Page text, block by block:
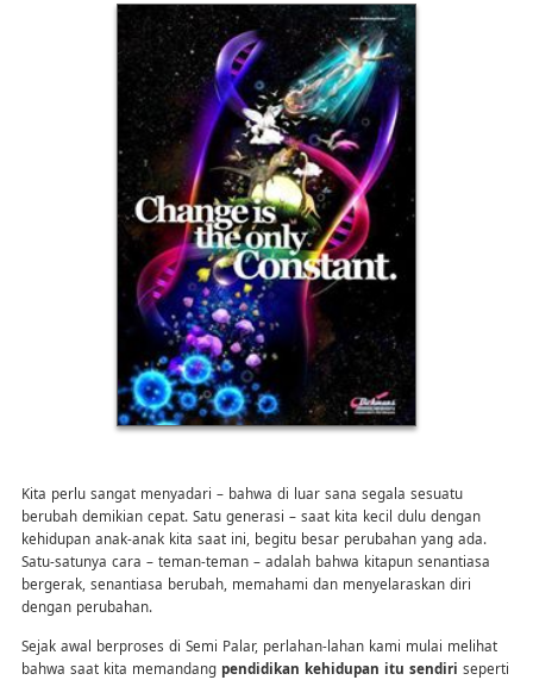
Kita perlu sangat menyadari – bahwa di luar sana segala sesuatu
berubah demikian cepat. Satu generasi – saat kita kecil dulu dengan
kehidupan anak-anak kita saat ini, begitu besar perubahan yang ada.
Satu-satunya cara – teman-teman – adalah bahwa kitapun senantiasa
bergerak, senantiasa berubah, memahami dan menyelaraskan diri
dengan perubahan.
Sejak awal berproses di Semi Palar, perlahan-lahan kami mulai melihat
bahwa saat kita memandang pendidikan kehidupan itu sendiri seperti